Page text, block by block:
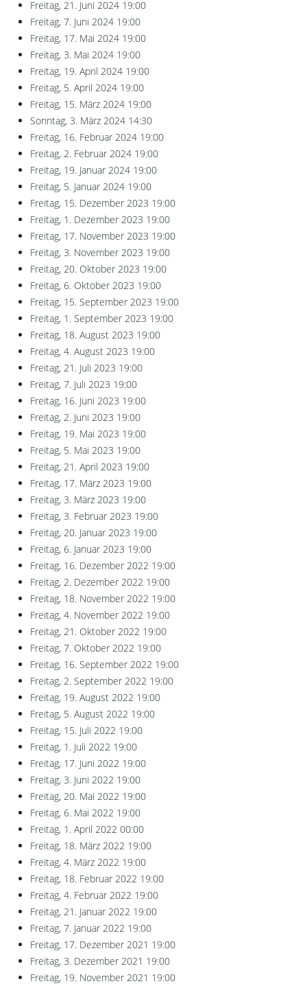
Freitag, 21. Juni 2024 19:00
Freitag, 7. Juni 2024 19:00
Freitag, 17. Mai 2024 19:00
Freitag, 3. Mai 2024 19:00
Freitag, 19. April 2024 19:00
Freitag, 5. April 2024 19:00
Freitag, 15. März 2024 19:00
Sonntag, 3. März 2024 14:30
Freitag, 16. Februar 2024 19:00
Freitag, 2. Februar 2024 19:00
Freitag, 19. Januar 2024 19:00
Freitag, 5. Januar 2024 19:00
Freitag, 15. Dezember 2023 19:00
Freitag, 1. Dezember 2023 19:00
Freitag, 17. November 2023 19:00
Freitag, 3. November 2023 19:00
Freitag, 20. Oktober 2023 19:00
Freitag, 6. Oktober 2023 19:00
Freitag, 15. September 2023 19:00
Freitag, 1. September 2023 19:00
Freitag, 18. August 2023 19:00
Freitag, 4. August 2023 19:00
Freitag, 21. Juli 2023 19:00
Freitag, 7. Juli 2023 19:00
Freitag, 16. Juni 2023 19:00
Freitag, 2. Juni 2023 19:00
Freitag, 19. Mai 2023 19:00
Freitag, 5. Mai 2023 19:00
Freitag, 21. April 2023 19:00
Freitag, 17. März 2023 19:00
Freitag, 3. März 2023 19:00
Freitag, 3. Februar 2023 19:00
Freitag, 20. Januar 2023 19:00
Freitag, 6. Januar 2023 19:00
Freitag, 16. Dezember 2022 19:00
Freitag, 2. Dezember 2022 19:00
Freitag, 18. November 2022 19:00
Freitag, 4. November 2022 19:00
Freitag, 21. Oktober 2022 19:00
Freitag, 7. Oktober 2022 19:00
Freitag, 16. September 2022 19:00
Freitag, 2. September 2022 19:00
Freitag, 19. August 2022 19:00
Freitag, 5. August 2022 19:00
Freitag, 15. Juli 2022 19:00
Freitag, 1. Juli 2022 19:00
Freitag, 17. Juni 2022 19:00
Freitag, 3. Juni 2022 19:00
Freitag, 20. Mai 2022 19:00
Freitag, 6. Mai 2022 19:00
Freitag, 1. April 2022 00:00
Freitag, 18. März 2022 19:00
Freitag, 4. März 2022 19:00
Freitag, 18. Februar 2022 19:00
Freitag, 4. Februar 2022 19:00
Freitag, 21. Januar 2022 19:00
Freitag, 7. Januar 2022 19:00
Freitag, 17. Dezember 2021 19:00
Freitag, 3. Dezember 2021 19:00
Freitag, 19. November 2021 19:00